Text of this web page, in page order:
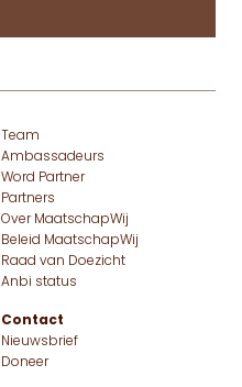
Team
Ambassadeurs
Word Partner
Partners
Over MaatschapWij
Beleid MaatschapWij
Raad van Doezicht
Anbi status
Contact
Nieuwsbrief
Doneer